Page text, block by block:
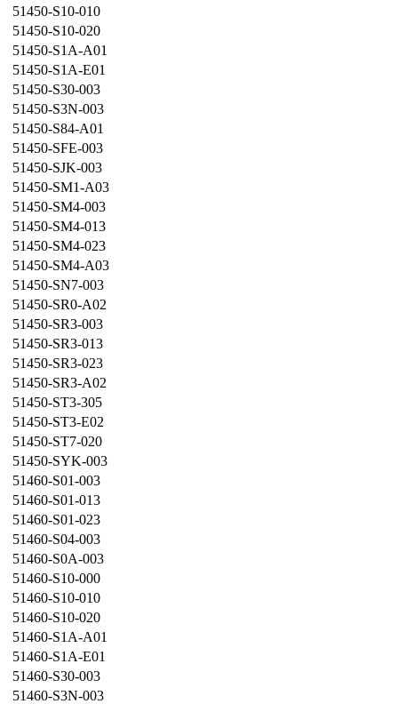
51450-S10-010
51450-S10-020
51450-S1A-A01
51450-S1A-E01
51450-S30-003
51450-S3N-003
51450-S84-A01
51450-SFE-003
51450-SJK-003
51450-SM1-A03
51450-SM4-003
51450-SM4-013
51450-SM4-023
51450-SM4-A03
51450-SN7-003
51450-SR0-A02
51450-SR3-003
51450-SR3-013
51450-SR3-023
51450-SR3-A02
51450-ST3-305
51450-ST3-E02
51450-ST7-020
51450-SYK-003
51460-S01-003
51460-S01-013
51460-S01-023
51460-S04-003
51460-S0A-003
51460-S10-000
51460-S10-010
51460-S10-020
51460-S1A-A01
51460-S1A-E01
51460-S30-003
51460-S3N-003